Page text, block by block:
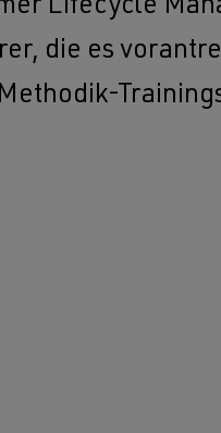
Lifecycle
die es